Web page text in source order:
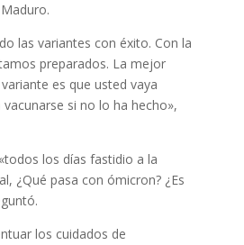
las variantes con éxito. Con la
preparados. La mejor
es que usted vaya
si no lo ha hecho»,
los días fastidio a la
¿Qué pasa con ómicron? ¿Es
los cuidados de